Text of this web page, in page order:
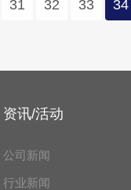
31 32 33 34
资讯/活动
公司新闻
行业新闻